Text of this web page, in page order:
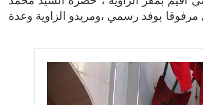
بوفد رسمي ،ومريدو الزاوية وعدة